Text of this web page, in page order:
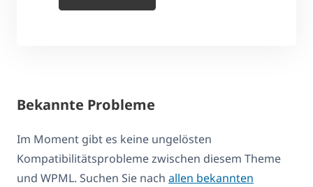
Bekannte Probleme
Im Moment gibt es keine ungelösten
Kompatibilitätsprobleme zwischen diesem Theme
und WPML. Suchen Sie nach allen bekannten